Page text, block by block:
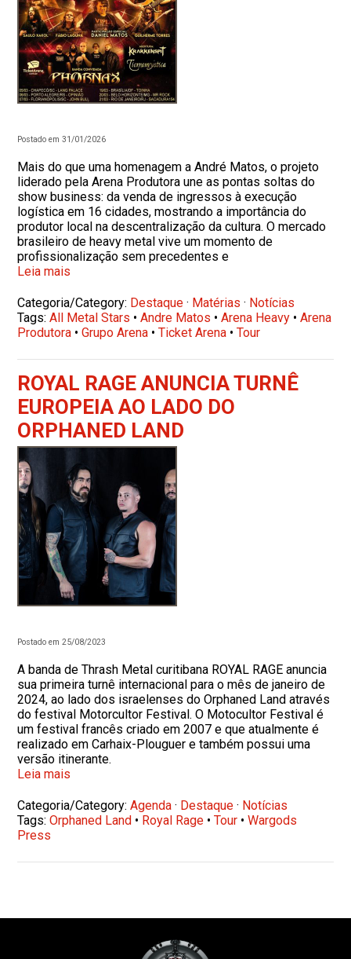
Postado em 31/01/2026
Mais do que uma homenagem a André Matos, o projeto
liderado pela Arena Produtora une as pontas soltas do
show business: da venda de ingressos à execução
logística em 16 cidades, mostrando a importância do
produtor local na descentralização da cultura. O mercado
brasileiro de heavy metal vive um momento de
profissionalização sem precedentes e
Leia mais
Categoria/Category: Destaque · Matérias · Notícias
Tags:All Metal Stars •Andre Matos •Arena Heavy •Arena
Produtora •Grupo Arena •Ticket Arena •Tour
ROYAL RAGE ANUNCIA TURNÊ
EUROPEIA AO LADO DO
ORPHANED LAND
Postado em 25/08/2023
A banda de Thrash Metal curitibana ROYAL RAGE anuncia
sua primeira turnê internacional para o mês de janeiro de
2024, ao lado dos israelenses do Orphaned Land através
do festival Motorcultor Festival. O Motocultor Festival é
um festival francês criado em 2007 e que atualmente é
realizado em Carhaix-Plouguer e também possui uma
versão itinerante.
Leia mais
Categoria/Category:Agenda · Destaque · Notícias
Tags:Orphaned Land • Royal Rage •Tour •Wargods
Press